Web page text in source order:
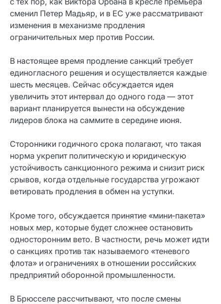
сменил Петер Мадьяр, и в ЕС уже рассматривают
изменения в механизме продления
ограничительных мер против России.
В настоящее время продление санкций требует
единогласного решения и осуществляется каждые
шесть месяцев. Сейчас обсуждается идея
увеличить этот интервал до одного года — этот
вариант планируется вынести на обсуждение
лидеров блока на саммите в середине июня.
Сторонники годичного срока полагают, что такая
норма укрепит политическую и юридическую
устойчивость санкционного режима и снизит риск
срывов, когда отдельные государства угрожают
ветировать продления в обмен на уступки.
Кроме того, обсуждается принятие «мини‑пакета»
новых мер, которые будет сложнее остановить
односторонним вето. В частности, речь может идти
о санкциях против так называемого «теневого
флота» и ограничениях в отношении российских
предприятий оборонной промышленности.
В Брюсселе рассчитывают, что после смены